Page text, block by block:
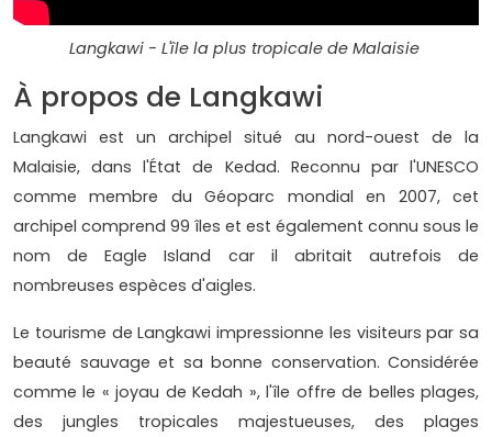
Langkawi - L'île la plus tropicale de Malaisie
À propos de Langkawi
Langkawi est un archipel situé au nord-ouest de la
Malaisie, dans l'État de Kedad. Reconnu par l'UNESCO
comme membre du Géoparc mondial en 2007, cet
archipel comprend 99 îles et est également connu sous le
nom de Eagle Island car il abritait autrefois de
nombreuses espèces d'aigles.
Le tourisme de Langkawi impressionne les visiteurs par sa
beauté sauvage et sa bonne conservation. Considérée
comme le « joyau de Kedah », l'île offre de belles plages,
des jungles tropicales majestueuses, des plages